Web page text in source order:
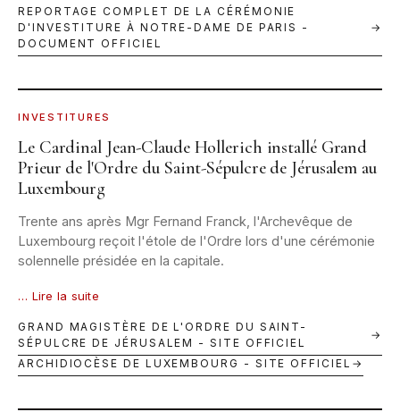
REPORTAGE COMPLET DE LA CÉRÉMONIE
D'INVESTITURE À NOTRE-DAME DE PARIS -
DOCUMENT OFFICIEL
→
INVESTITURES
Le Cardinal Jean-Claude Hollerich installé Grand
Prieur de l'Ordre du Saint-Sépulcre de Jérusalem au
Luxembourg
Trente ans après Mgr Fernand Franck, l'Archevêque de
Luxembourg reçoit l'étole de l'Ordre lors d'une cérémonie
solennelle présidée en la capitale.
… Lire la suite
GRAND MAGISTÈRE DE L'ORDRE DU SAINT-
SÉPULCRE DE JÉRUSALEM - SITE OFFICIEL
→
ARCHIDIOCÈSE DE LUXEMBOURG - SITE OFFICIEL →
VATICAN · 16 OCTOBRE 2012 · © SECRÉTAIRERIE D'ÉTAT